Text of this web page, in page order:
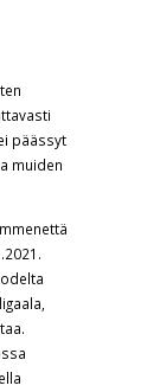
päässyt
muiden